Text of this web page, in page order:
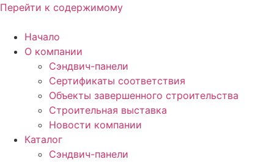
Перейти к содержимому
Начало
О компании
Сэндвич-панели
Сертификаты соответствия
Объекты завершенного строительства
Строительная выставка
Новости компании
Каталог
Сэндвич-панели